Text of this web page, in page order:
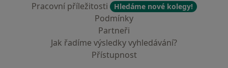
Pracovní příležitosti
Hledáme nové kolegy!
Podmínky
Partneři
Jak řadíme výsledky vyhledávání?
Přístupnost